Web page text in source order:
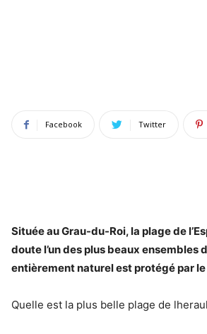
Facebook Twitter
Située auGrau-du-Roi, la plagede
doute l’un desplus beaux ensembles
entièrement naturelestprotégé parle
Quelle est la plus belle plage de